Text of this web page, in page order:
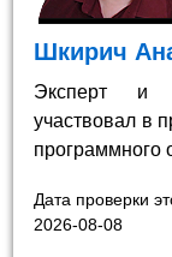
Шкирич
Эксперт и
участвовал в
программного
Дата проверки
2026-08-08